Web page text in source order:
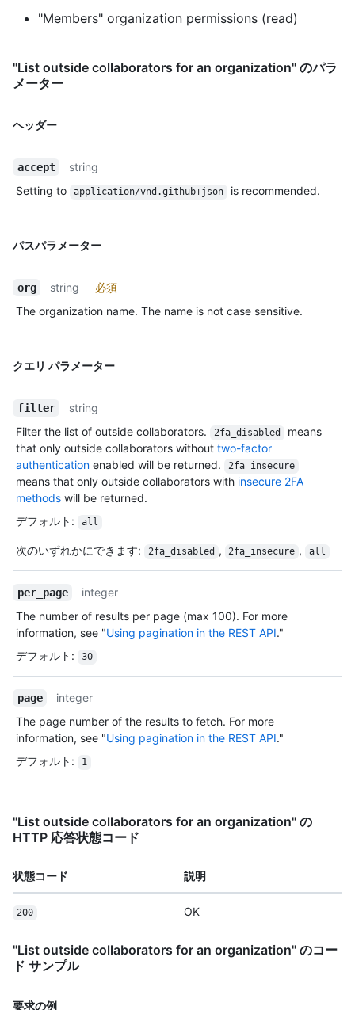
"Members" organization permissions (read)
"List outside collaborators for an organization" のパラ
メーター
ヘッダー
accept
string
Setting to
application/vnd.github+json is recommended.
パスパラメーター
org string
必須
The organization name. The name is not case sensitive.
クエリ パラメーター
filter
string
Filter the list of outside collaborators.
2fa_disabled
means
that only outside collaborators without two-factor
authentication enabled will be returned. 2fa_insecure
means that only outside collaborators with insecure 2FA
methods will be returned.
デフォルト : all
次のいずれかにできます: 2fa_disabled , 2fa_insecure , all
per_page
integer
The number of results per page (max 100). For more
information, see "Using pagination in the REST API."
デフォルト : 30
page
integer
The page number of the results to fetch. For more
information, see "Using pagination in the REST API."
デフォルト : 1
"List outside collaborators for an organization" の
HTTP 応答状態コード
状態コード 説明
200 OK
"List outside collaborators for an organization" のコー
ド サンプル
要求の例